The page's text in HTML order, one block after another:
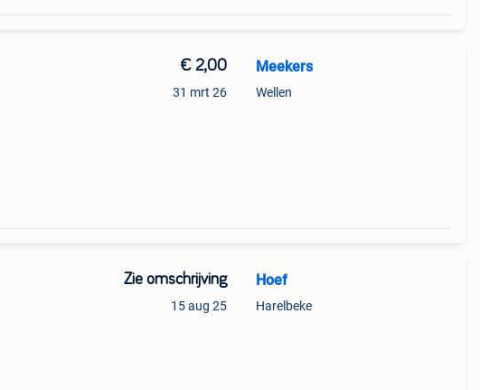
€ 2,00
31 mrt 26
Meekers
Wellen
Zie omschrijving
15 aug 25
Hoef
Harelbeke